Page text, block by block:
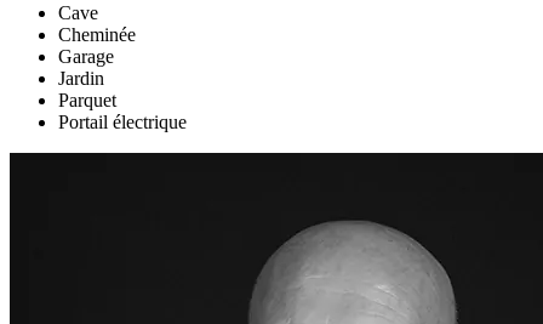
Cave
Cheminée
Garage
Jardin
Parquet
Portail électrique